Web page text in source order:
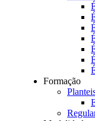
Formação